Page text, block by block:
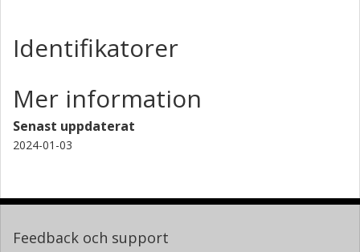
Identifikatorer
Mer information
Senast uppdaterat
2024-01-03
Feedback och support